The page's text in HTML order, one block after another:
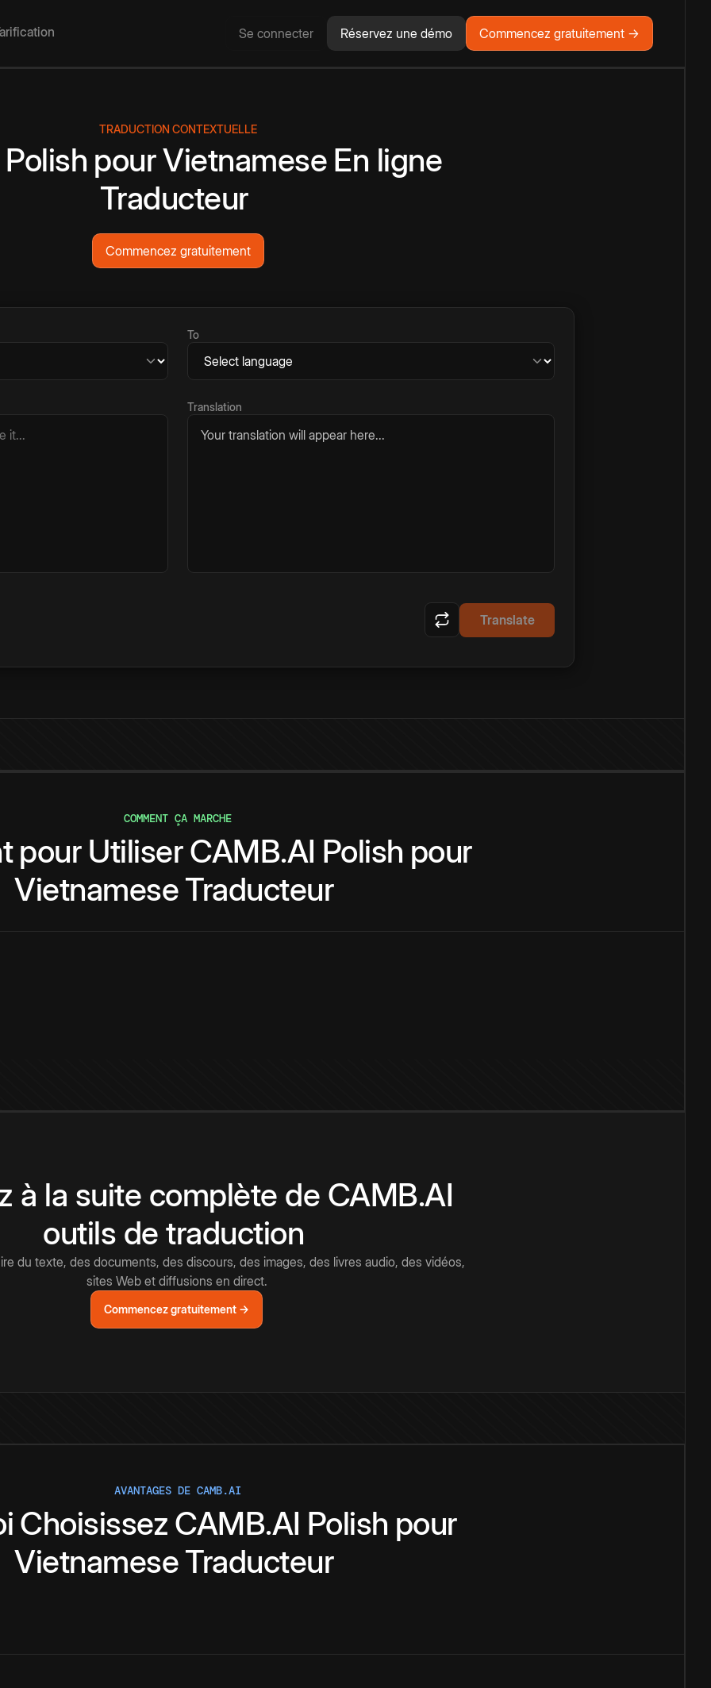
Se connecter Réservez une démo Commencez gratuitement →
TRADUCTION CONTEXTUELLE
Polish pourVietnamese En ligne
Traducteur
Commencez gratuitement
To
Translation
Your translation will appear here...
Translate
COMMENT ÇA MARCHE
pour UtiliserCAMB.AI Polish pour
VietnameseTraducteur
à la suite complète de CAMB.AI
outils de traduction
du texte, des documents, des discours, des images, des livres audio, des vidéos,
sites Web et diffusions en direct.
Commencez gratuitement →
AVANTAGES DE CAMB.AI
Choisissez CAMB.AI Polish pour
VietnameseTraducteur